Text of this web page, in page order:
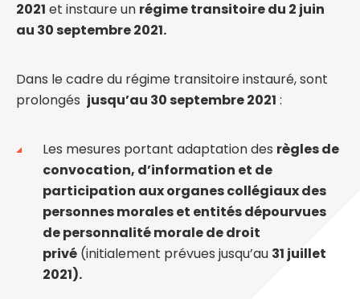
2021 et instaure un régime transitoire du 2 juin
au 30 septembre 2021.
Dans le cadre du régime transitoire instauré, sont
prolongés jusqu’au 30 septembre 2021 :
Les mesures portant adaptation des règles de
convocation, d’information et de
participation aux organes collégiaux des
personnes morales et entités dépourvues
de personnalité morale de droit
privé (initialement prévues jusqu’au 31 juillet
2021).